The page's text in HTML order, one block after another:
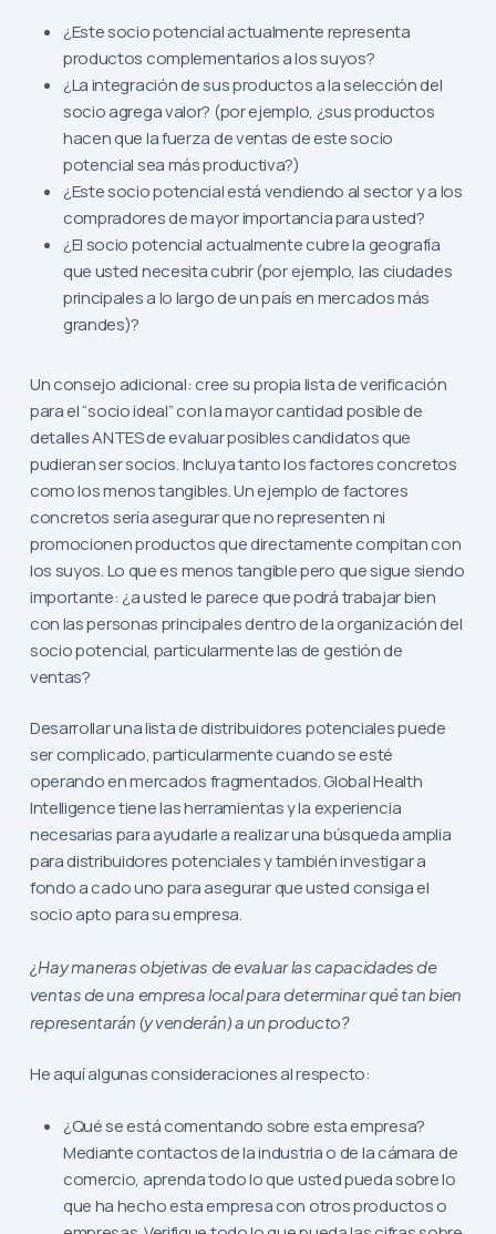
¿Este socio potencial actualmente representa
productos complementarios a los suyos?
¿La integración de sus productos a la selección del
socio agrega valor? (por ejemplo, ¿sus productos
hacen que la fuerza de ventas de este socio
potencial sea más productiva?)
¿Este socio potencial está vendiendo al sector y a los
compradores de mayor importancia para usted?
¿El socio potencial actualmente cubre la geografía
que usted necesita cubrir (por ejemplo, las ciudades
principales a lo largo de un país en mercados más
grandes)?
Un consejo adicional: cree su propia lista de verificación
para el “socio ideal” con la mayor cantidad posible de
detalles ANTES de evaluar posibles candidatos que
pudieran ser socios. Incluya tanto los factores concretos
como los menos tangibles. Un ejemplo de factores
concretos sería asegurar que no representen ni
promocionen productos que directamente compitan con
los suyos. Lo que es menos tangible pero que sigue siendo
importante: ¿a usted le parece que podrá trabajar bien
con las personas principales dentro de la organización del
socio potencial, particularmente las de gestión de
ventas?
Desarrollar una lista de distribuidores potenciales puede
ser complicado, particularmente cuando se esté
operando en mercados fragmentados. Global Health
Intelligence tiene las herramientas y la experiencia
necesarias para ayudarle a realizar una búsqueda amplia
para distribuidores potenciales y también investigar a
fondo a cado uno para asegurar que usted consiga el
socio apto para su empresa.
¿Hay maneras objetivas de evaluar las capacidades de
ventas de una empresa local para determinar qué tan bien
representarán (y venderán) a un producto?
He aquí algunas consideraciones al respecto:
¿Qué se está comentando sobre esta empresa?
Mediante contactos de la industria o de la cámara de
comercio, aprenda todo lo que usted pueda sobre lo
que ha hecho esta empresa con otros productos o